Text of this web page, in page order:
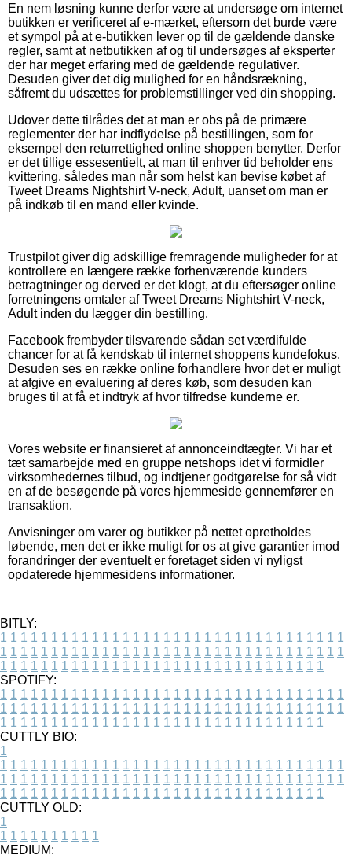
En nem løsning kunne derfor være at undersøge om internet
butikken er verificeret af e-mærket, eftersom det burde være
et sympol på at e-butikken lever op til de gældende danske
regler, samt at netbutikken af og til undersøges af eksperter
der har meget erfaring med de gældende regulativer.
Desuden giver det dig mulighed for en håndsrækning,
såfremt du udsættes for problemstillinger ved din shopping.
Udover dette tilrådes det at man er obs på de primære
reglementer der har indflydelse på bestillingen, som for
eksempel den returrettighed online shoppen benytter. Derfor
er det tillige essesentielt, at man til enhver tid beholder ens
kvittering, således man når som helst kan bevise købet af
Tweet Dreams Nightshirt V-neck, Adult, uanset om man er
på indkøb til en mand eller kvinde.
Trustpilot giver dig adskillige fremragende muligheder for at
kontrollere en længere række forhenværende kunders
betragtninger og derved er det klogt, at du eftersøger online
forretningens omtaler af Tweet Dreams Nightshirt V-neck,
Adult inden du lægger din bestilling.
Facebook frembyder tilsvarende sådan set værdifulde
chancer for at få kendskab til internet shoppens kundefokus.
Desuden ses en række online forhandlere hvor det er muligt
at afgive en evaluering af deres køb, som desuden kan
bruges til at få et indtryk af hvor tilfredse kunderne er.
Vores website er finansieret af annonceindtægter. Vi har et
tæt samarbejde med en gruppe netshops idet vi formidler
virksomhedernes tilbud, og indtjener godtgørelse for så vidt
en af de besøgende på vores hjemmeside gennemfører en
transaktion.
Anvisninger om varer og butikker på nettet opretholdes
løbende, men det er ikke muligt for os at give garantier imod
forandringer der eventuelt er foretaget siden vi nyligst
opdaterede hjemmesidens informationer.
BITLY:
1 1 1 1 1 1 1 1 1 1 1 1 1 1 1 1 1 1 1 1 1 1 1 1 1 1 1 1 1 1 1 1 1 1
1 1 1 1 1 1 1 1 1 1 1 1 1 1 1 1 1 1 1 1 1 1 1 1 1 1 1 1 1 1 1 1 1 1
1 1 1 1 1 1 1 1 1 1 1 1 1 1 1 1 1 1 1 1 1 1 1 1 1 1 1 1 1 1 1 1
SPOTIFY:
1 1 1 1 1 1 1 1 1 1 1 1 1 1 1 1 1 1 1 1 1 1 1 1 1 1 1 1 1 1 1 1 1 1
1 1 1 1 1 1 1 1 1 1 1 1 1 1 1 1 1 1 1 1 1 1 1 1 1 1 1 1 1 1 1 1 1 1
1 1 1 1 1 1 1 1 1 1 1 1 1 1 1 1 1 1 1 1 1 1 1 1 1 1 1 1 1 1 1 1
CUTTLY BIO:
1
1 1 1 1 1 1 1 1 1 1 1 1 1 1 1 1 1 1 1 1 1 1 1 1 1 1 1 1 1 1 1 1 1 1
1 1 1 1 1 1 1 1 1 1 1 1 1 1 1 1 1 1 1 1 1 1 1 1 1 1 1 1 1 1 1 1 1 1
1 1 1 1 1 1 1 1 1 1 1 1 1 1 1 1 1 1 1 1 1 1 1 1 1 1 1 1 1 1 1 1
CUTTLY OLD:
1
1 1 1 1 1 1 1 1 1 1
MEDIUM: